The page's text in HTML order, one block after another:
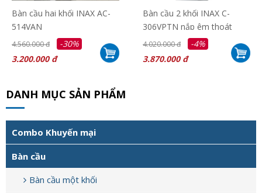
Bàn cầu hai khối INAX AC-
514VAN
4.560.000 đ
-30%
3.200.000 đ
Bàn cầu 2 khối INAX C-
306VPTN nắp êm thoát
ngang
4.020.000 đ
-4%
3.870.000 đ
DANH MỤC SẢN PHẨM
Combo Khuyến mại
Bàn cầu
Bàn cầu một khối